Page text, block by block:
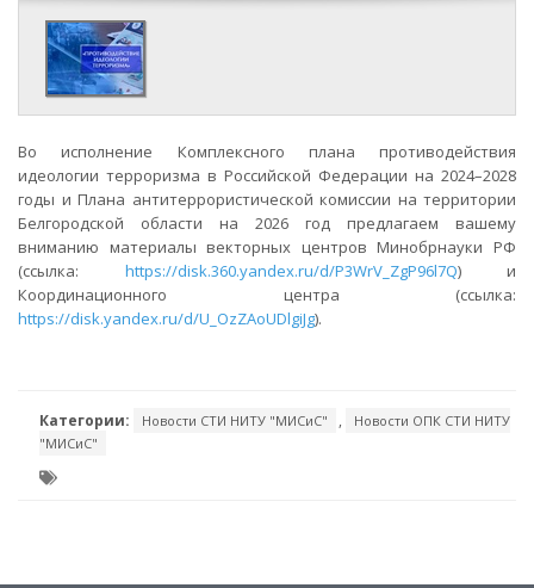
Во исполнение Комплексного плана противодействия
идеологии терроризма в Российской Федерации на 2024–2028
годы и Плана антитеррористической комиссии на территории
Белгородской области на 2026 год предлагаем вашему
вниманию материалы векторных центров Минобрнауки РФ
(ссылка: https://disk.360.yandex.ru/d/P3WrV_ZgP96l7Q) и
Координационного центра (ссылка:
https://disk.yandex.ru/d/U_OzZAoUDlgiJg).
Категории: Новости СТИ НИТУ "МИСиС" ,
Новости ОПК СТИ НИТУ
"МИСиС"